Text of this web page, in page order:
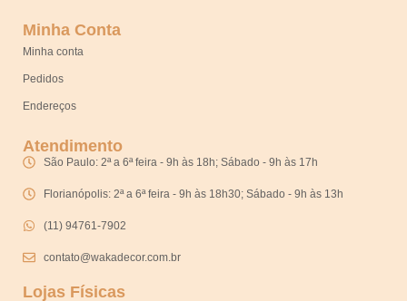
Minha Conta
Minha conta
Pedidos
Endereços
Atendimento
São Paulo: 2ª a 6ª feira - 9h às 18h; Sábado - 9h às 17h
Florianópolis: 2ª a 6ª feira - 9h às 18h30; Sábado - 9h às 13h
(11) 94761-7902
contato@wakadecor.com.br
Lojas Físicas